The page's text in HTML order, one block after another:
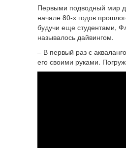
Первыми подводный мир
начале 80-х годов
будучи еще студентами,
называлось дайвингом.
– В первый раз с
его своими руками.